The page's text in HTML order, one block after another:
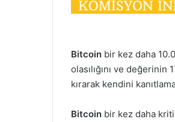
Bitcoin bir kez daha
olasılığını ve
kırarak kendini
Bitcoin bir kez daha